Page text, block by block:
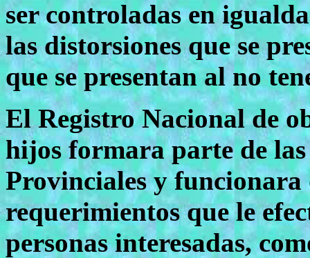
ser controladas en
las distorsiones que se
que se presentan al no
El Registro Nacional de
hijos formara parte de las
Provinciales y funcionara
requerimientos que le
personas interesadas,